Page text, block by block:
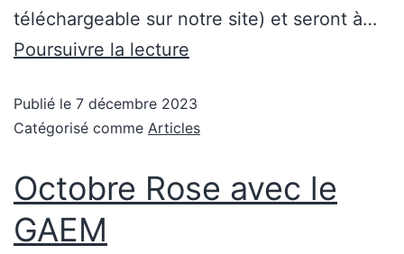
téléchargeable sur notre site) et seront à…
Poursuivre la lecture
Publié le 7 décembre 2023
Catégorisé comme Articles
Octobre Rose avec le
GAEM